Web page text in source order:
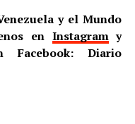
y el Mundo
en Instagramy
Diario